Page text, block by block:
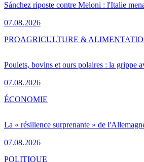
Sánchez riposte contre Meloni : l'Italie
07.08.2026
Poulets, bovins et ours polaires : la grippe
07.08.2026
PROAGRICULTURE &
La « résilience surprenante » de
07.08.2026
ÉCONOMIE
POLITIQUE